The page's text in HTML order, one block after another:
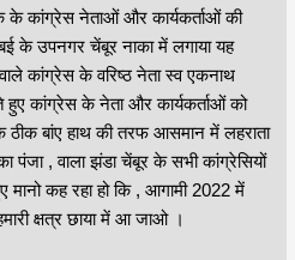
कांग्रेस नेताओं और कार्यकर्ताओं की
के उपनगर चेंबूर नाका में लगाया यह
कांग्रेस के वरिष्ठ नेता स्व एकनाथ
हुए कांग्रेस के नेता और कार्यकर्ताओं को
ठीक बांए हाथ की तरफ आसमान में लहराता
पंजा , वाला झंडा चेंबूर के सभी कांग्रेसियों
कह रहा हो कि , आगामी 2022 में
क्षत्र छाया में आ जाओ ।